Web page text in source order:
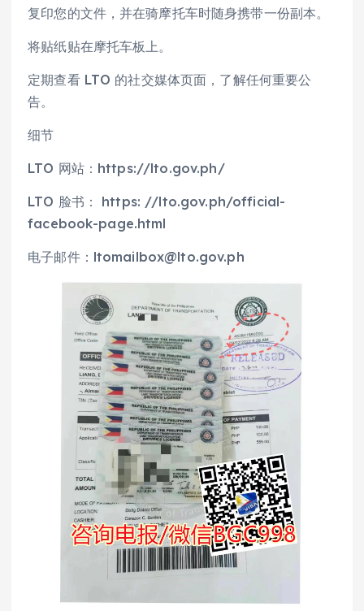
复印您的文件，并在骑摩托车时随身携带一份副本。
将贴纸贴在摩托车板上。
定期查看 LTO 的社交媒体页面，了解任何重要公
告。
细节
LTO 网站：https://lto.gov.ph/
LTO 脸书： https: //lto.gov.ph/official-
facebook-page.html
电子邮件：ltomailbox@lto.gov.ph